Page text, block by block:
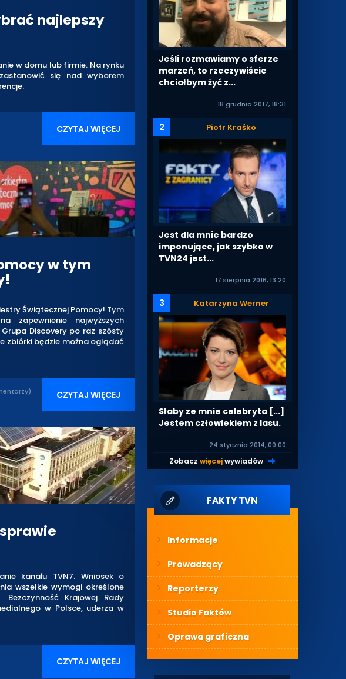
najlepszy
w domu lub firmie. Na rynku
się nad wyborem
CZYTAJ WIĘCEJ
w tym
Świątecznej Pomocy! Tym
zapewnienie najwyższych
Discovery po raz szósty
zbiórki będzie można oglądać
CZYTAJ WIĘCEJ
kanału TVN7. Wniosek o
wszelkie wymogi określone
Bezczynność Krajowej Rady
w Polsce, uderza w
CZYTAJ WIĘCEJ
Jeśli rozmawiamy o sferze
marzeń, to rzeczywiście
chciałbym żyć z...
18 grudnia 2017, 18:31
2 Piotr Kraśko
Jest dla mnie bardzo
imponujące, jak szybko w
TVN24 jest...
17 sierpnia 2016, 13:20
3 Katarzyna Werner
Słaby ze mnie celebryta [...]
Jestem człowiekiem z lasu.
24 stycznia 2014, 00:00
Zobaczwięcejwywiadów |
FAKTY TVN
Informacje
Prowadzący
Reporterzy
Studio Faktów
Oprawa graficzna